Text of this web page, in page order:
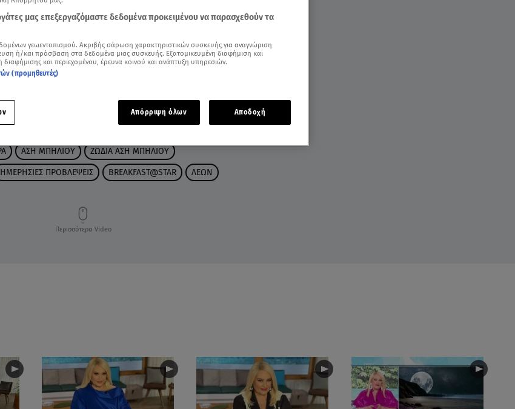
ΑΣΗ ΜΠΗΛΙΟΥ ΖΩΔΙΑ ΑΣΗ ΜΠΗΛΙΟΥ
ΗΜΕΡΗΣΙΕΣ ΠΡΟΒΛΕΨΕΙΣ BREAKFAST@STAR ΛΕΩΝ
Περισσότερα Video
μας επεξεργαζόμαστε δεδομένα προκειμένου να παρασχεθούν τα
γεωεντοπισμού. Ακριβής σάρωση χαρακτηριστικών συσκευής για αναγνώριση
ή/και πρόσβαση στα δεδομένα μιας συσκευής. Εξατομικευμένη διαφήμιση και
διαφήμισης και περιεχομένου, έρευνα κοινού και ανάπτυξη υπηρεσιών.
(προμηθευτές)
Απόρριψη όλων Αποδοχή